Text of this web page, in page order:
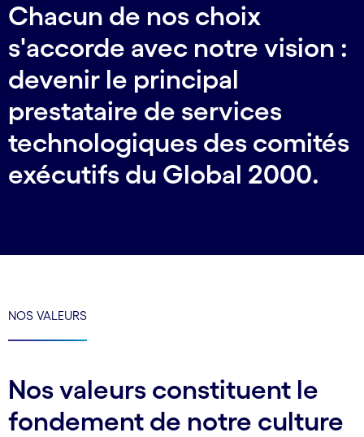
Chacun de nos choix
s'accorde avec notre vision :
devenir le principal
prestataire de services
technologiques des comités
exécutifs du Global 2000.
NOS VALEURS
Nos valeurs constituent le
fondement de notre culture